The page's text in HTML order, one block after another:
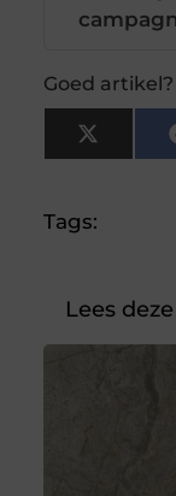
Goed
X
Tags:
Lees deze